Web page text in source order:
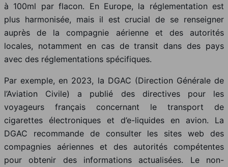
à 100ml par flacon. En Europe, la réglementation est
plus harmonisée, mais il est crucial de se renseigner
auprès de la compagnie aérienne et des autorités
locales, notamment en cas de transit dans des pays
avec des réglementations spécifiques.
Par exemple, en 2023, la DGAC (Direction Générale de
l’Aviation Civile) a publié des directives pour les
voyageurs français concernant le transport de
cigarettes électroniques et d’e-liquides en avion. La
DGAC recommande de consulter les sites web des
compagnies aériennes et des autorités compétentes
pour obtenir des informations actualisées. Le non-